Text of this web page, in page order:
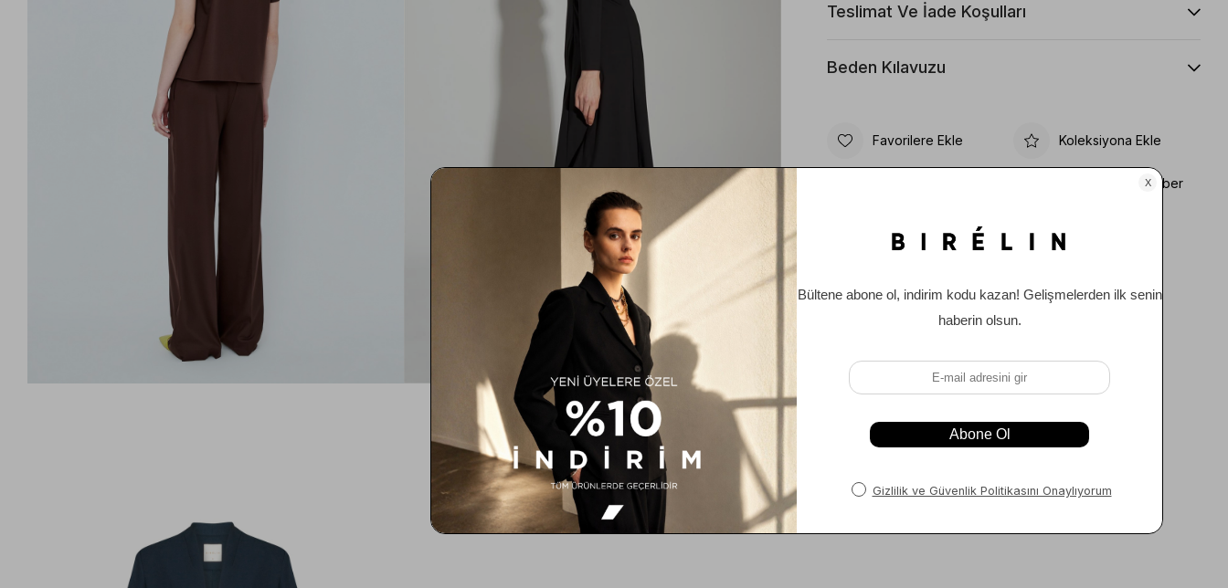
Teslimat Ve İade Koşulları
Beden Kılavuzu
Favorilere Ekle Koleksiyona Ekle
Fiyat Düşünce Haber
Gelince Haber Ver
Tavsiye Et Yorum Yaz